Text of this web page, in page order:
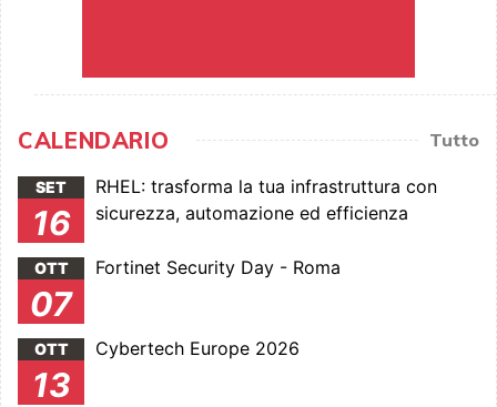
CALENDARIO Tutto
SET
16
RHEL: trasforma la tua infrastruttura con
sicurezza, automazione ed efficienza
OTT
07
Fortinet Security Day - Roma
OTT
13
Cybertech Europe 2026